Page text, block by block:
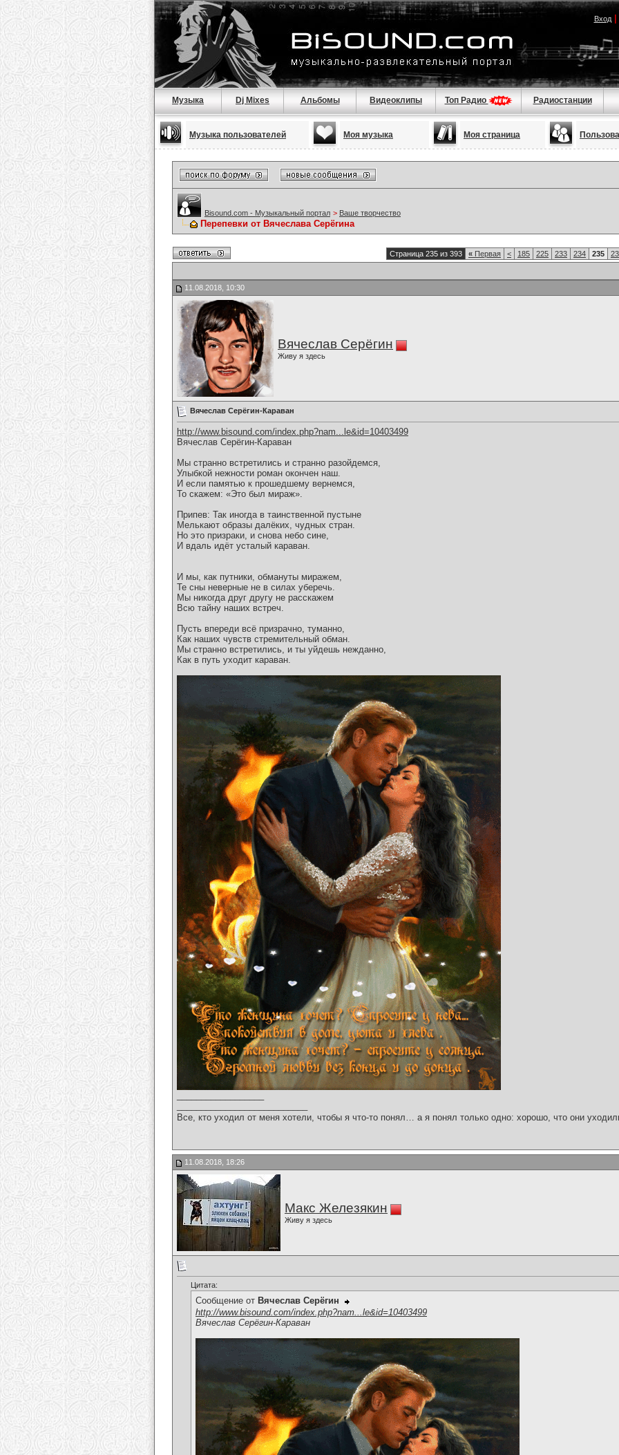
Вход|
Музыка Dj Mixes Альбомы Видеоклипы Топ Радио Радиостанции
Музыка пользователей Моя музыка Моя страница
Bisound.com - Музыкальный портал > Ваше творчество
Перепевки от Вячеслава Серёгина
Страница 235 из 393 « Первая < 185 225 233 234 235
11.08.2018, 10:30
Вячеслав Серёгин
Живу я здесь
Вячеслав Серёгин-Караван
http://www.bisound.com/index.php?nam...le&id=10403499
Вячеслав Серёгин-Караван
Мы странно встретились и странно разойдемся,
Улыбкой нежности роман окончен наш.
И если памятью к прошедшему вернемся,
То скажем: «Это был мираж».
Припев: Так иногда в таинственной пустыне
Мелькают образы далёких, чудных стран.
Но это призраки, и снова небо сине,
И вдаль идёт усталый караван.
И мы, как путники, обмануты миражем,
Те сны неверные не в силах уберечь.
Мы никогда друг другу не расскажем
Всю тайну наших встреч.
Пусть впереди всё призрачно, туманно,
Как наших чувств стремительный обман.
Мы странно встретились, и ты уйдешь нежданно,
Как в путь уходит караван.
Все, кто уходил от меня хотели, чтобы я что-то понял… а я понял только одно: хорошо, что они
11.08.2018, 18:26
Макс Железякин
Живу я здесь
Цитата:
Сообщение от Вячеслав Серёгин
http://www.bisound.com/index.php?nam...le&id=10403499
Вячеслав Серёгин-Караван